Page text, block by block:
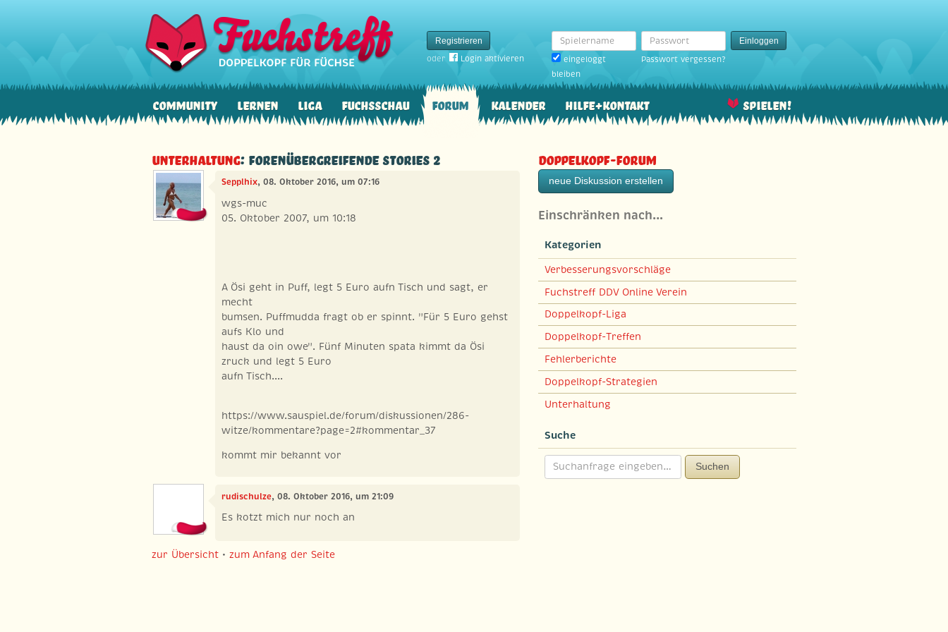
Registrieren
oder
Login aktivieren
Spielername
eingeloggt
bleiben
Passwort
Einloggen
Passwort vergessen?
Community Lernen Liga Fuchsschau Forum Kalender Hilfe+Kontakt Spielen!
Unterhaltung: Forenübergreifende Stories 2
Sepplhix, 08. Oktober 2016, um 07:16
wgs-muc
05. Oktober 2007, um 10:18
A Ösi geht in Puff, legt 5 Euro aufn Tisch und sagt, er
mecht
bumsen. Puffmudda fragt ob er spinnt. "Für 5 Euro gehst
aufs Klo und
haust da oin owe". Fünf Minuten spata kimmt da Ösi
zruck und legt 5 Euro
aufn Tisch....
https://www.sauspiel.de/forum/diskussionen/286-
witze/kommentare?page=2#kommentar_37
kommt mir bekannt vor
rudischulze, 08. Oktober 2016, um 21:09
Es kotzt mich nur noch an
zur Übersicht •zum Anfang der Seite
Doppelkopf-Forum
neue Diskussion erstellen
Einschränken nach…
Kategorien
Verbesserungsvorschläge
Fuchstreff DDV Online Verein
Doppelkopf-Liga
Doppelkopf-Treffen
Fehlerberichte
Doppelkopf-Strategien
Unterhaltung
Suche
Suchen